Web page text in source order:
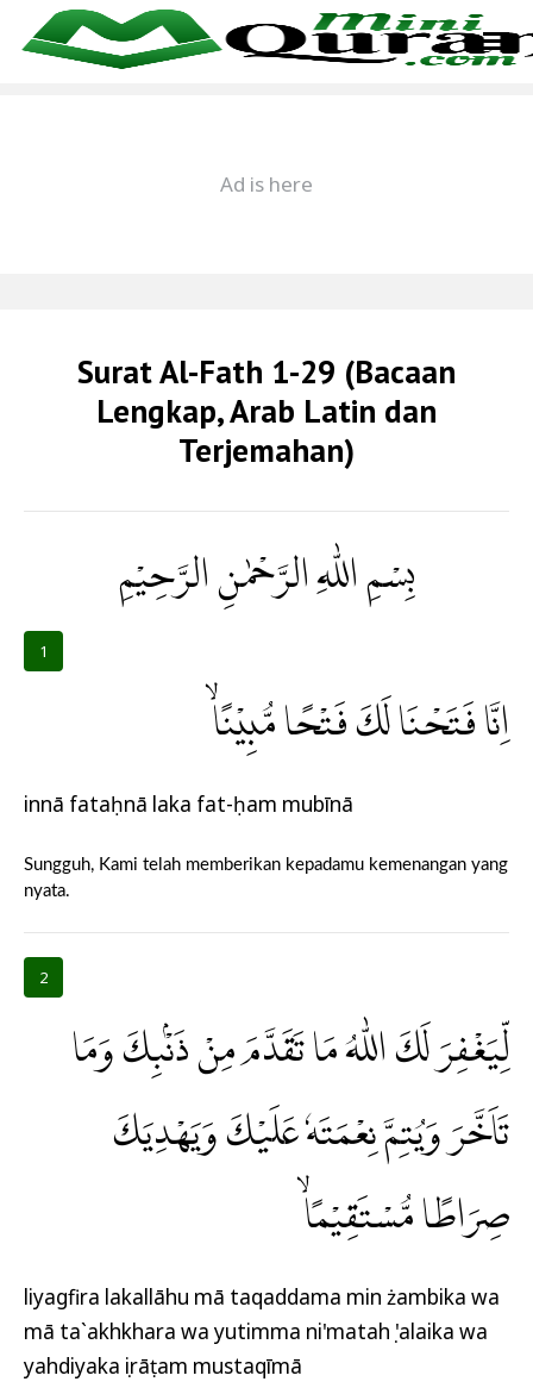
Surat Al-Fath 1-29 (Bacaan
Lengkap, Arab Latin dan
Terjemahan)
بِسْمِ اللّٰهِ الرَّحْمٰنِ الرَّحِيْمِ
1
اِنَّا فَتَحْنَا لَكَ فَتْحًا مُّبِيْنًاۙ
innā fataḥnā laka fat-ḥam mubīnā
Sungguh, Kami telah memberikan kepadamu kemenangan yang
nyata.
2
لِّيَغْفِرَ لَكَ اللّٰهُ مَا تَقَدَّمَ مِنْ ذَنْۢبِكَ وَمَا
تَاَخَّرَ وَيُتِمَّ نِعْمَتَهٗ عَلَيْكَ وَيَهْدِيَكَ
صِرَاطًا مُّسْتَقِيْمًاۙ
liyagfira lakallāhu mā taqaddama min żambika wa
mā ta`akhkhara wa yutimma ni'matahụ 'alaika wa
yahdiyaka ṣirāṭam mustaqīmā